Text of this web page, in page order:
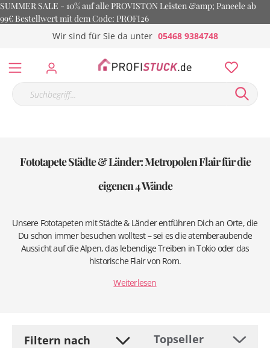
SUMMER SALE - 10% auf alle PROVISTON Leisten &amp; Paneele ab
99€ Bestellwert mit dem Code: PROFI26
Wir sind für Sie da unter 05468 9384748
Fototapete Städte & Länder: Metropolen Flair für die
eigenen 4 Wände
Unsere Fototapeten mit Städte & Länder entführen Dich an Orte, die
Du schon immer besuchen wolltest – sei es die atemberaubende
Aussicht auf die Alpen, das lebendige Treiben in Tokio oder das
historische Flair von Rom.
Weiterlesen
Filtern nach